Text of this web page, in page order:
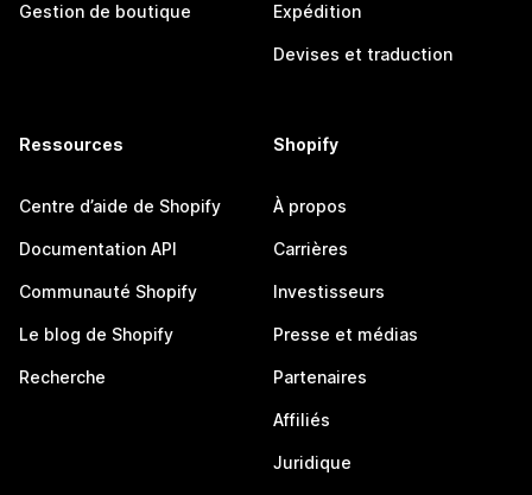
Gestion de boutique Expédition
Devises et traduction
Ressources
Centre d’aide de Shopify
Documentation API
Communauté Shopify
Le blog de Shopify
Recherche
Shopify
À propos
Carrières
Investisseurs
Presse et médias
Partenaires
Affiliés
Juridique